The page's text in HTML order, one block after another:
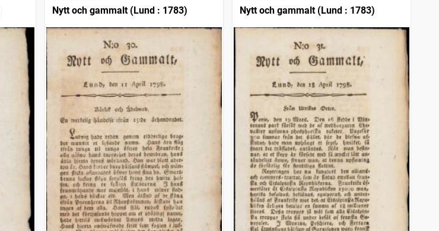
Nytt och gammalt (Lund : 1783)
Nytt och gammalt (Lund : 1783)